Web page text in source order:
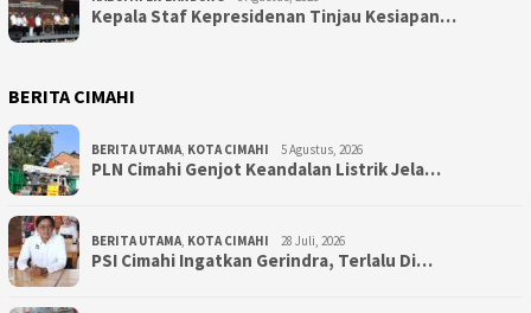
Kepala Staf Kepresidenan Tinjau Kesiapan…
BERITA CIMAHI
BERITA UTAMA KOTA CIMAHI 5 Agustus, 2026
PLN Cimahi Genjot Keandalan Listrik Jela…
BERITA UTAMA KOTA CIMAHI 28 Juli, 2026
PSI Cimahi Ingatkan Gerindra, Terlalu Di…